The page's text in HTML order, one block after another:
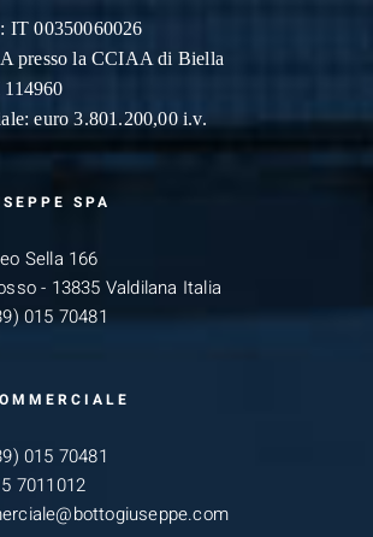
IT 00350060026
presso la CCIAA di Biella
euro 3.801.200,00 i.v.
SPA
Sella 166
- 13835 Valdilana Italia
015 70481
015 70481
7011012